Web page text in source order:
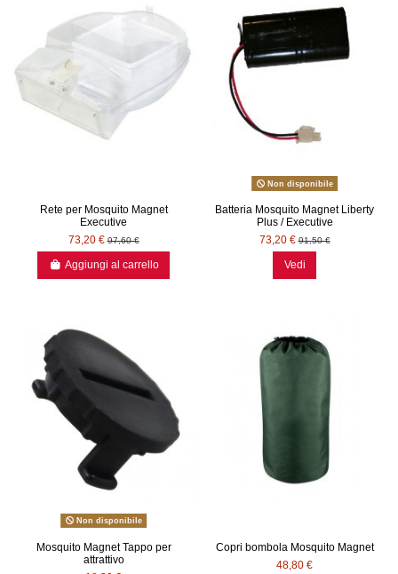
Rete per Mosquito Magnet
Executive
73,20 €97,60 €
Aggiungi al carrello
Non disponibile
Batteria Mosquito Magnet Liberty
Plus / Executive
73,20 €91,50 €
Vedi
Non disponibile
Mosquito Magnet Tappo per
attrattivo
Copri bombola Mosquito Magnet
48,80 €